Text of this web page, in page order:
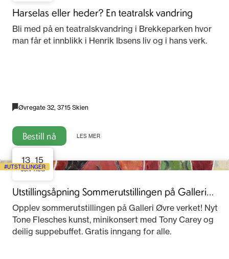
Harselas eller heder? En teatralsk vandring
Bli med på en teatralskvandring i Brekkeparken hvor
man får et innblikk i Henrik Ibsens liv og i hans verk.
Øvregate 32, 3715 Skien
Bestill nå LES MER
UTSTILLINGER
13
JUN
-15
AUG
Utstillingsåpning Sommerutstillingen på Galleri
Øvre verket
Opplev sommerutstillingen på Galleri Øvre verket! Nyt
Tone Flesches kunst, minikonsert med Tony Carey og
deilig suppebuffet. Gratis inngang for alle.